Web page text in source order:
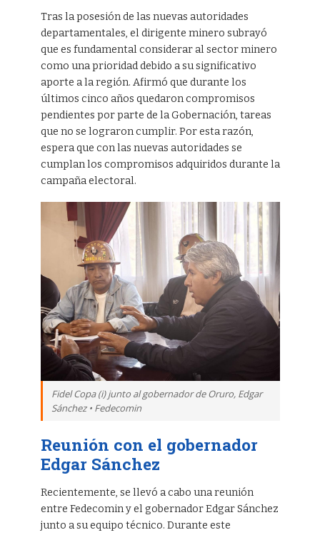
Tras la posesión de las nuevas autoridades
departamentales, el dirigente minero subrayó
que es fundamental considerar al sector minero
como una prioridad debido a su significativo
aporte a la región. Afirmó que durante los
últimos cinco años quedaron compromisos
pendientes por parte de la Gobernación, tareas
que no se lograron cumplir. Por esta razón,
espera que con las nuevas autoridades se
cumplan los compromisos adquiridos durante la
campaña electoral.
Fidel Copa (i) junto al gobernador de Oruro, Edgar
Sánchez • Fedecomin
Reunión con el gobernador
Edgar Sánchez
Recientemente, se llevó a cabo una reunión
entre Fedecomin y el gobernador Edgar Sánchez
junto a su equipo técnico. Durante este